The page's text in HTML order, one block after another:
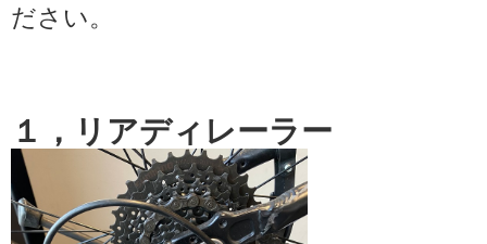
ださい。
１，リアディレーラー